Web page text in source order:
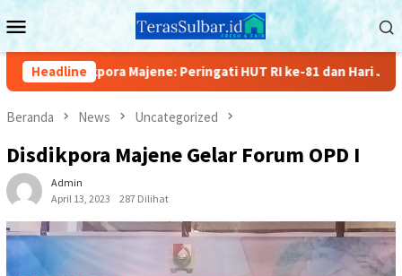
ke
Mobile
Headline
Majene: Peringati HUT RI ke-81 dan Hari Jadi Kabupaten
Beranda News Uncategorized
Disdikpora Majene Gelar Forum OPD I
Admin
April 13, 2023
287 Dilihat